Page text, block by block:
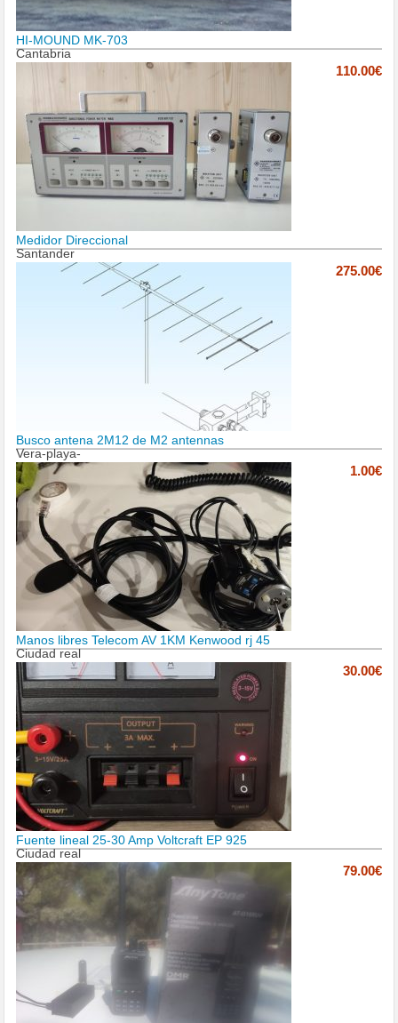
HI-MOUND MK-703
Cantabria
110.00€
Medidor Direccional
Santander
275.00€
Busco antena 2M12 de M2 antennas
Vera-playa-
1.00€
Manos libres Telecom AV 1KM Kenwood rj 45
Ciudad real
30.00€
Fuente lineal 25-30 Amp Voltcraft EP 925
Ciudad real
79.00€